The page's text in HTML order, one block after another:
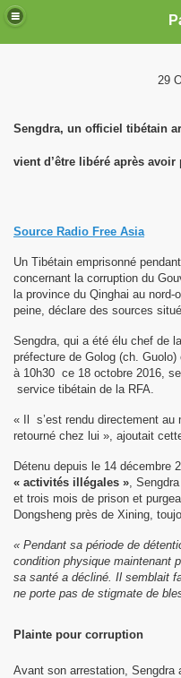
29
Sengdra, un officiel tibétain
vient d’être libéré après
Source Radio Free Asia
Un Tibétain emprisonné
concernant la corruption du
la province du Qinghai au
peine, déclare des sources
Sengdra, qui a été élu chef de
préfecture de Golog (ch.
à 10h30 ce 18 octobre 2016,
service tibétain de la RFA.
« Il s’est rendu directement
retourné chez lui », ajoutait
Détenu depuis le 14 décembre
« activités illégales » ,
et trois mois de prison et
Dongsheng près de Xining,
« Pendant sa période de
condition physique maintenant
sa santé a décliné. Il semblait
ne porte pas de stigmate de
Plainte pour corruption
Avant son arrestation, Sengdra